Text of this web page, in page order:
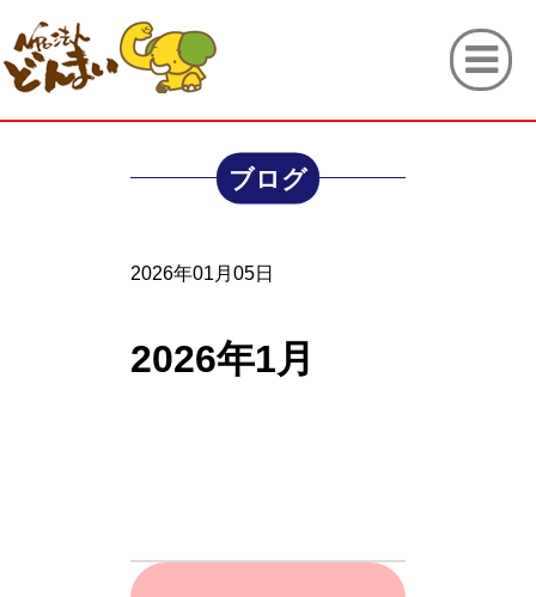
ブログ
2026年01月05日
2026年1月